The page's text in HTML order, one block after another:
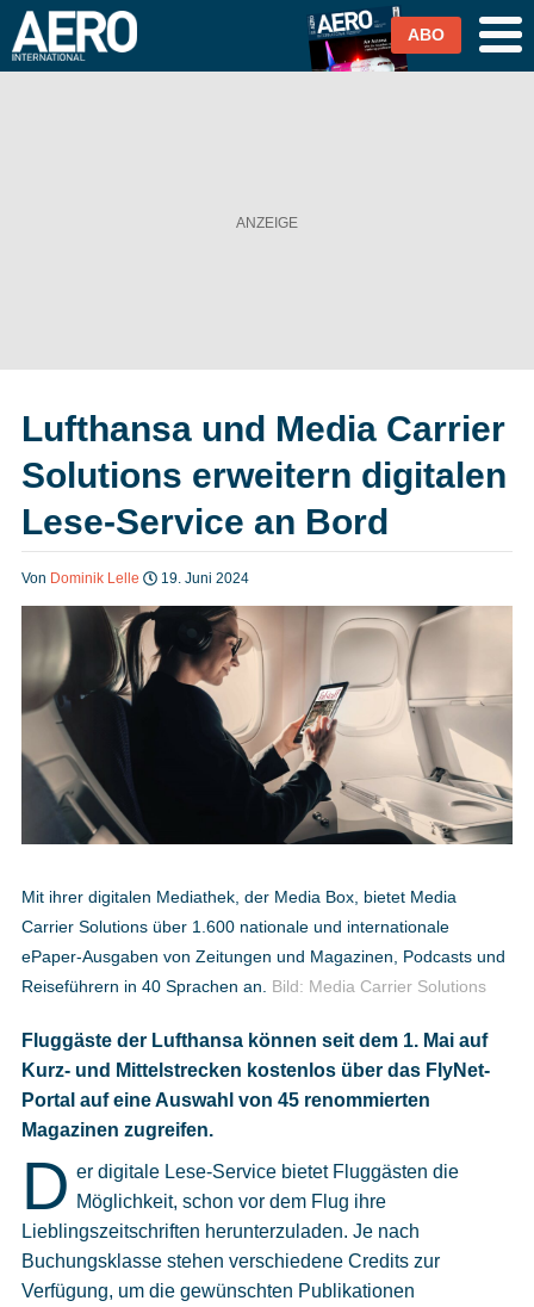
Magazin & Abo
Digitale Ausgabe
Podcast
Impressum
Mediadaten
Cookies
ABO
Lufthansa und Media Carrier
Solutions erweitern digitalen
Lese-Service an Bord
Von Dominik Lelle 19. Juni 2024
Mit ihrer digitalen Mediathek, der Media Box, bietet Media
Carrier Solutions über 1.600 nationale und internationale
ePaper-Ausgaben von Zeitungen und Magazinen, Podcasts und
Reiseführern in 40 Sprachen an.
Bild: Media Carrier Solutions
Fluggäste der Lufthansa können seit dem 1. Mai auf
Kurz- und Mittelstrecken kostenlos über das FlyNet-
Portal auf eine Auswahl von 45 renommierten
Magazinen zugreifen.
D er digitale Lese-Service bietet Fluggästen die
Möglichkeit, schon vor dem Flug ihre
Lieblingszeitschriften herunterzuladen. Je nach
Buchungsklasse stehen verschiedene Credits zur
Verfügung, um die gewünschten Publikationen